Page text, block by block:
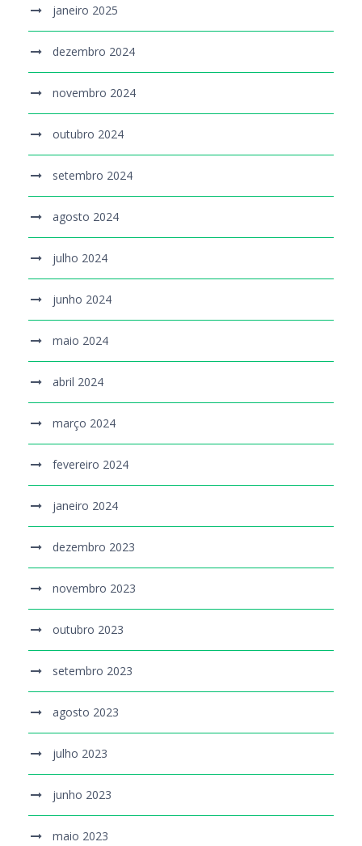
janeiro 2025
dezembro 2024
novembro 2024
outubro 2024
setembro 2024
agosto 2024
julho 2024
junho 2024
maio 2024
abril 2024
março 2024
fevereiro 2024
janeiro 2024
dezembro 2023
novembro 2023
outubro 2023
setembro 2023
agosto 2023
julho 2023
junho 2023
maio 2023